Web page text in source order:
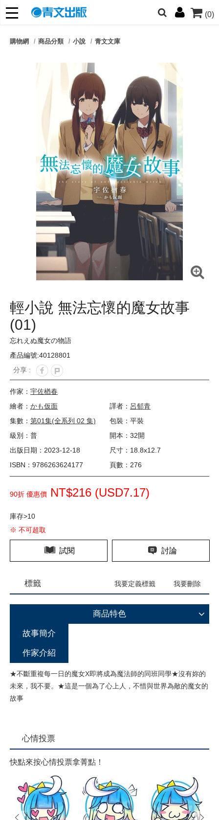
(0)
朋友們，提高警覺！
購物網 商品分類 小說 青文文庫
輕小說 無法忘懷的魔女故事
(01)
忘れえぬ魔女の物語
產品編號:40128801
分享 :
作家： 宇佐楢春
繪者： かも仮面 譯者： 呂郁青
集數： 第01集(全系列 02 集)
包裝：平裝
級別：普
開本：32開
出版日期：2023-12-18
尺寸：18.8x12.7
ISBN：9786263624177
頁數：276
90折 優惠價 NT$216 (USD7.17)
庫存>10
※ 不可超取
試閱 討論
標籤 我要定義標籤 我要刪除
商品特色
故事簡介
作家介紹
★不斷重複每一日的魔女X即將成為魔法師的同班同學★沒有妳的
未來，我不要。★這是一個為了心上人，不惜與世界為敵的魔女的
故事
心情投票
快點來按心情投票拿菁點！
prev next